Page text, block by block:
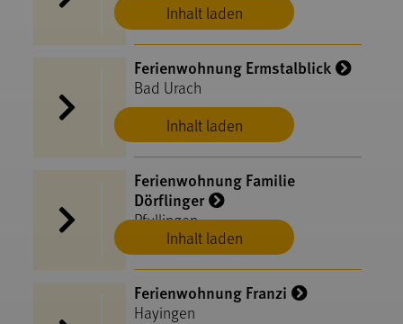
Inhalt laden
Inhalt laden
Ferienwohnung Ermstalblick
Bad Urach
Inhalt laden
Ferienwohnung Familie
Dörflinger
Pfullingen
Ferienwohnung Franzi
Hayingen